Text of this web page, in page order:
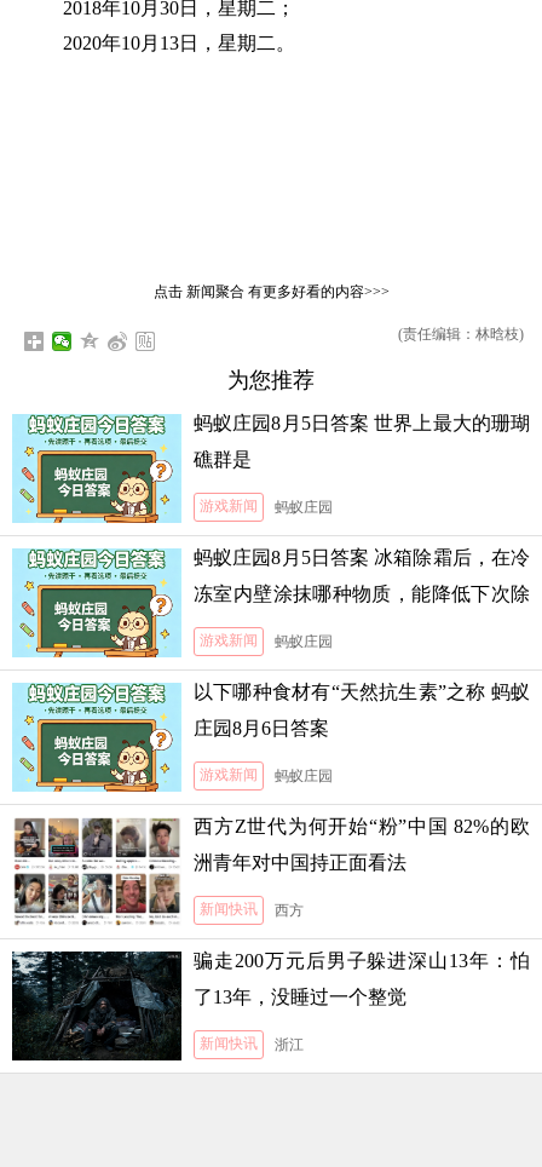
2018年10月30日，星期二；
2020年10月13日，星期二。
点击 新闻聚合有更多好看的内容>>>
(责任编辑：林晗枝)
为您推荐
蚂蚁庄园8月5日答案 世界上最大的珊瑚
礁群是
游戏新闻 蚂蚁庄园
蚂蚁庄园8月5日答案 冰箱除霜后，在冷
冻室内壁涂抹哪种物质，能降低下次除
霜的难度
游戏新闻 蚂蚁庄园
以下哪种食材有“天然抗生素”之称 蚂蚁
庄园8月6日答案
游戏新闻 蚂蚁庄园
西方Z世代为何开始“粉”中国 82%的欧
洲青年对中国持正面看法
新闻快讯 西方
骗走200万元后男子躲进深山13年：怕
了13年，没睡过一个整觉
新闻快讯 浙江